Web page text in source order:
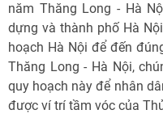
năm Thăng Long - Hà
dựng và thành phố Hà
hoạch Hà Nội để đến
Thăng Long - Hà Nội,
quy hoạch này để nhân
được ví trí tầm vóc của